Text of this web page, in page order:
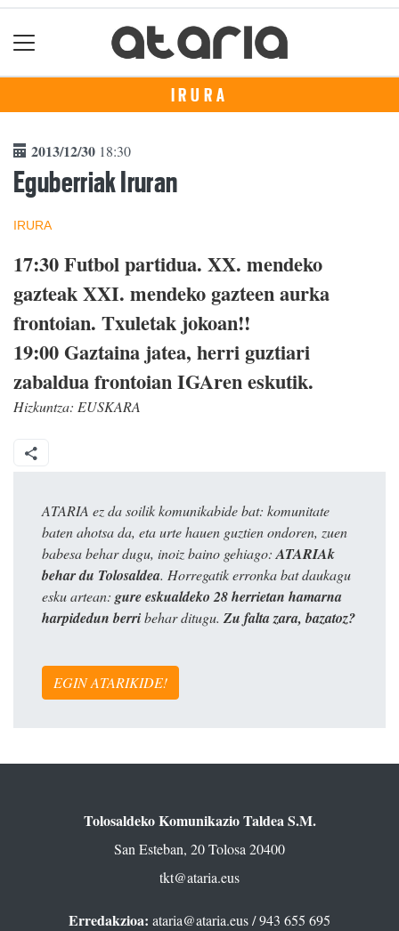
IRURA
2013/12/30 18:30
Eguberriak Iruran
IRURA
17:30 Futbol partidua. XX. mendeko
gazteak XXI. mendeko gazteen aurka
frontoian. Txuletak jokoan!!
19:00 Gaztaina jatea, herri guztiari
zabaldua frontoian IGAren eskutik.
Hizkuntza: EUSKARA
ATARIA ez da soilik komunikabide bat: komunitate
baten ahotsa da, eta urte hauen guztien ondoren, zuen
babesa behar dugu, inoiz baino gehiago:ATARIAk
behar du Tolosaldea. Horregatik erronka bat daukagu
esku artean: gure eskualdeko 28 herrietan hamarna
harpidedun berribehar ditugu. Zu falta zara, bazatoz?
EGIN ATARIKIDE!
Tolosaldeko Komunikazio Taldea S.M.
San Esteban, 20 Tolosa 20400
tkt@ataria.eus
Erredakzioa: ataria@ataria.eus/ 943 655 695